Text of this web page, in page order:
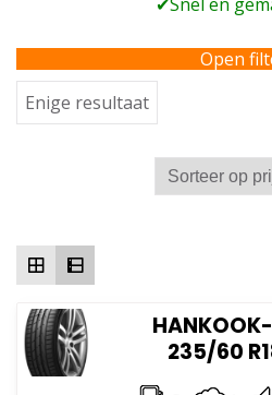
Open
Enige resultaat
HANKOOK-
235/60